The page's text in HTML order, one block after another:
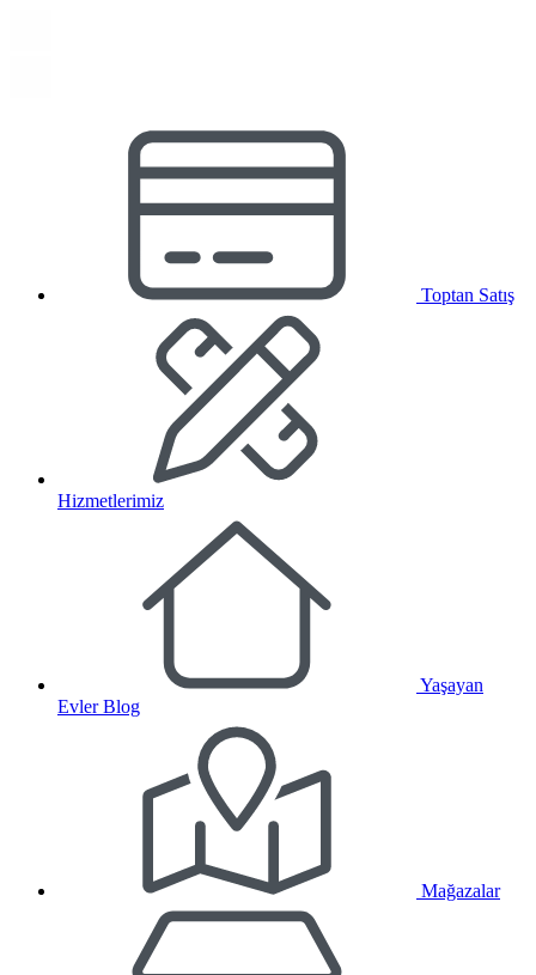
Toptan Satış
Hizmetlerimiz
Yaşayan
Evler Blog
Mağazalar